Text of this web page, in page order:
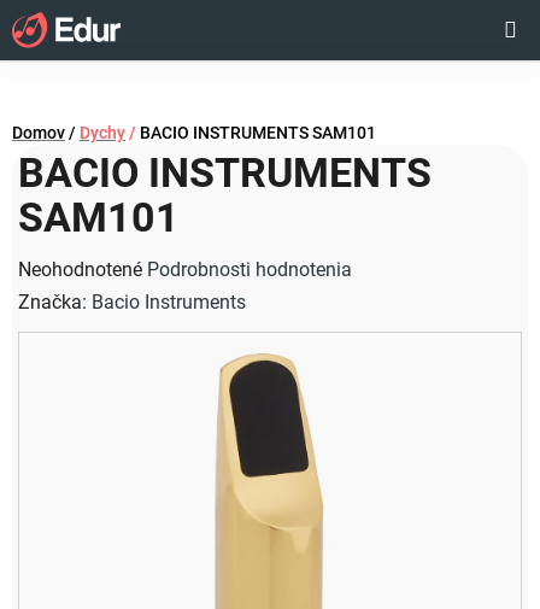
Prejsť
na
obsah
KOŠÍK
Domov/ Dychy / BACIO INSTRUMENTS SAM101
BACIO INSTRUMENTS
SAM101
Priemerné
hodnotenie
produktu
Neohodnotené Podrobnosti hodnotenia
Značka: Bacio Instruments